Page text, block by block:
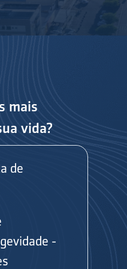
mais
vida?
de
-